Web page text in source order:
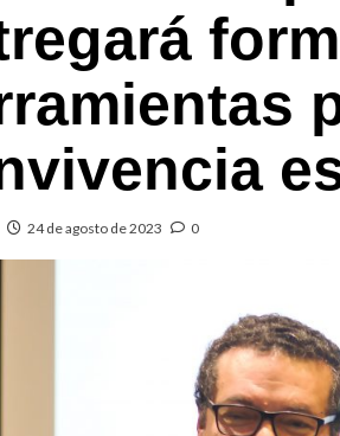
24 de agosto de 2023 0